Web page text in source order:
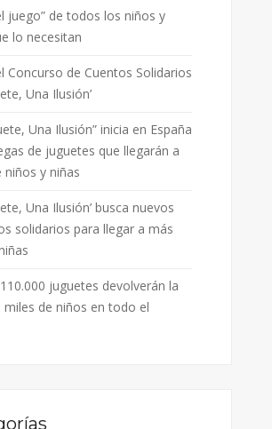
juego” de todos los niños y
lo necesitan
Concurso de Cuentos Solidarios
Una Ilusión’
Una Ilusión” inicia en España
de juguetes que llegarán a
niños y niñas
Una Ilusión’ busca nuevos
solidarios para llegar a más
juguetes devolverán la
miles de niños en todo el